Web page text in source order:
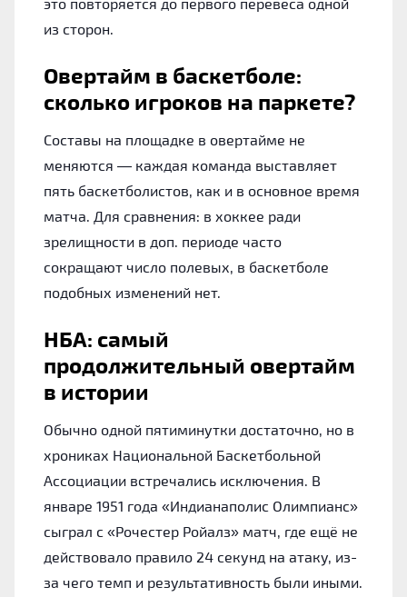
из сторон.
Овертайм в баскетболе:
сколько игроков на паркете?
Составы на площадке в овертайме не
меняются — каждая команда выставляет
пять баскетболистов, как и в основное время
матча. Для сравнения: в хоккее ради
зрелищности в доп. периоде часто
сокращают число полевых, в баскетболе
подобных изменений нет.
НБА: самый
продолжительный овертайм
в истории
Обычно одной пятиминутки достаточно, но в
хрониках Национальной Баскетбольной
Ассоциации встречались исключения. В
январе 1951 года «Индианаполис Олимпианс»
сыграл с «Рочестер Ройалз» матч, где ещё не
действовало правило 24 секунд на атаку, из-
за чего темп и результативность были иными.